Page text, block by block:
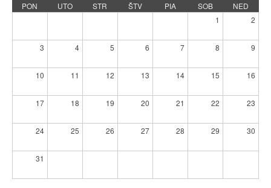
PON
UTO STR ŠTV PIA SOB
NED
1
2
3 4 5 6 7 8 9
10 11 12 13 14 15 16
17 18 19 20 21 22 23
24 25 26 27 28 29 30
31